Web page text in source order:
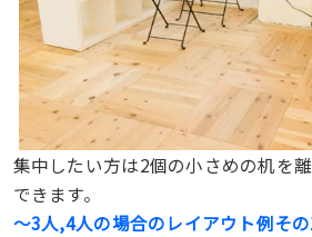
集中したい方は2個の小さめの机を
できます。
〜3人,4人の場合のレイアウト例そ